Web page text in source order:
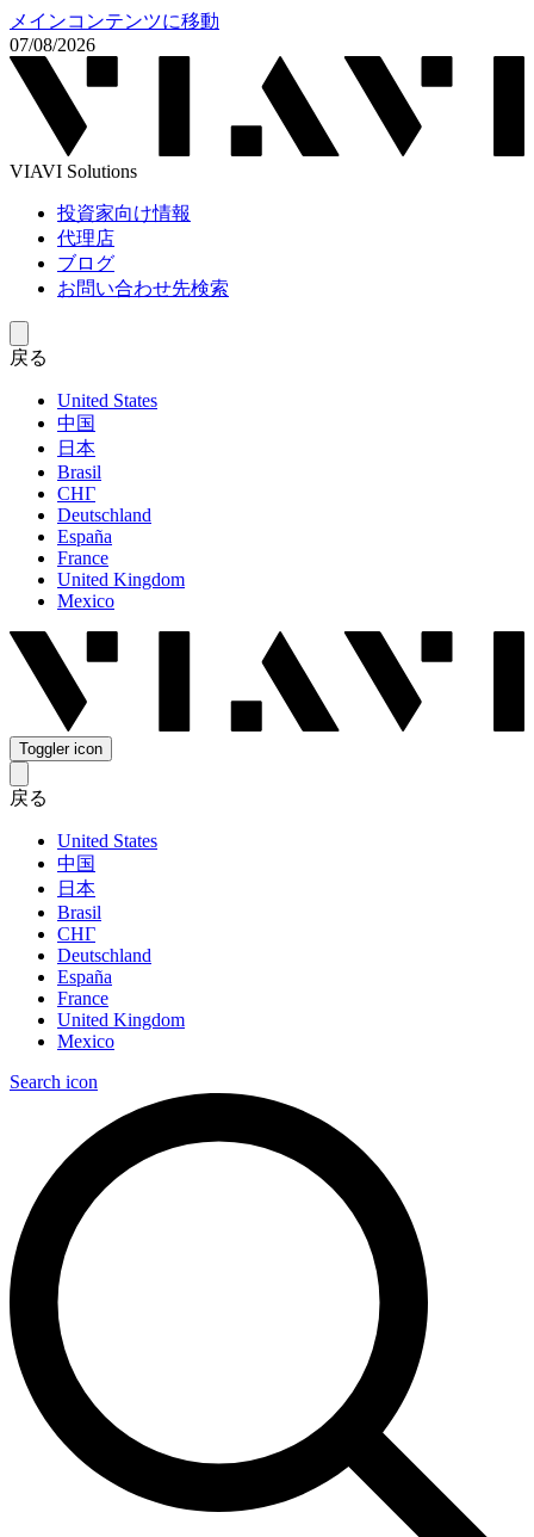
メインコンテンツに移動
07/08/2026
VIAVI Solutions
投資家向け情報
代理店
ブログ
お問い合わせ先検索
戻る
United States
中国
日本
Brasil
СНГ
Deutschland
España
France
United Kingdom
Mexico
Toggler icon
戻る
United States
中国
日本
Brasil
СНГ
Deutschland
España
France
United Kingdom
Mexico
Search icon